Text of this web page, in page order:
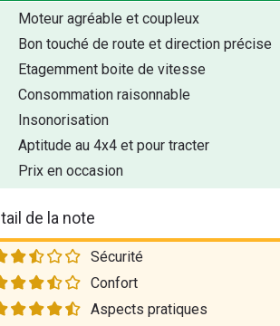
Moteur agréable et coupleux
Bon touché de route et direction précise
Etagemment boite de vitesse
Consommation raisonnable
Insonorisation
Aptitude au 4x4 et pour tracter
Prix en occasion
de la note
Sécurité
Confort
Aspects pratiques